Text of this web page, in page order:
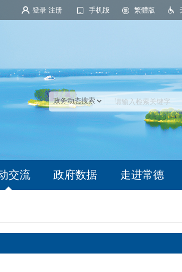
登录 注册 手机版 繁體版
交流 政府数据 走进常德